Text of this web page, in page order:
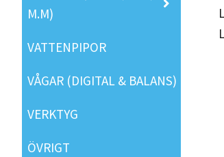
M.M)
VATTENPIPOR
VÅGAR (DIGITAL & BALANS)
VERKTYG
ÖVRIGT